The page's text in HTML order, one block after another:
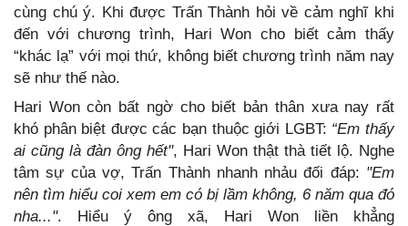
cùng chú ý. Khi được Trấn Thành hỏi về cảm nghĩ khi
đến với chương trình, Hari Won cho biết cảm thấy
“khác lạ” với mọi thứ, không biết chương trình năm nay
sẽ như thế nào.
Hari Won còn bất ngờ cho biết bản thân xưa nay rất
khó phân biệt được các bạn thuộc giới LGBT: “Em thấy
ai cũng là đàn ông hết", Hari Won thật thà tiết lộ. Nghe
tâm sự của vợ, Trấn Thành nhanh nhảu đối đáp: "Em
nên tìm hiểu coi xem em có bị lầm không, 6 năm qua đó
nha...". Hiểu ý ông xã, Hari Won liền khẳng